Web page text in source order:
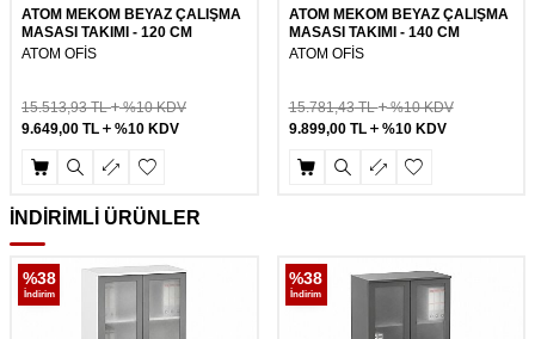
ATOM MEKOM BEYAZ ÇALIŞMA
MASASI TAKIMI - 120 CM
ATOM OFİS
15.513,93TL %10 KDV
9.649,00 TL %10 KDV
ATOM MEKOM BEYAZ ÇALIŞMA
MASASI TAKIMI - 140 CM
ATOM OFİS
15.781,43TL %10 KDV
9.899,00TL %10 KDV
İNDİRİMLİ ÜRÜNLER
%38
İndirim
%38
İndirim